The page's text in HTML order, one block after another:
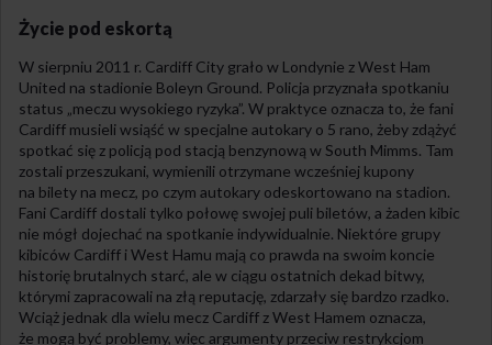
Życie pod eskortą
W sierpniu 2011 r. Cardiff City grało w Londynie z West Ham
United na stadionie Boleyn Ground. Policja przyznała spotkaniu
status „meczu wysokiego ryzyka”. W praktyce oznacza to, że fani
Cardiff musieli wsiąść w specjalne autokary o 5 rano, żeby zdążyć
spotkać się z policją pod stacją benzynową w South Mimms. Tam
zostali przeszukani, wymienili otrzymane wcześniej kupony
na bilety na mecz, po czym autokary odeskortowano na stadion.
Fani Cardiff dostali tylko połowę swojej puli biletów, a żaden kibic
nie mógł dojechać na spotkanie indywidualnie. Niektóre grupy
kibiców Cardiff i West Hamu mają co prawda na swoim koncie
historię brutalnych starć, ale w ciągu ostatnich dekad bitwy,
którymi zapracowali na złą reputację, zdarzały się bardzo rzadko.
Wciąż jednak dla wielu mecz Cardiff z West Hamem oznacza,
że mogą być problemy, więc argumenty przeciw restrykcjom